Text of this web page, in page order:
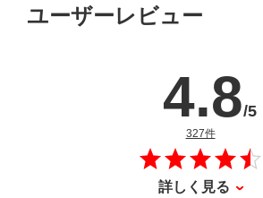
ユーザーレビュー
327件のレビュー
4.8/5
詳しく見る